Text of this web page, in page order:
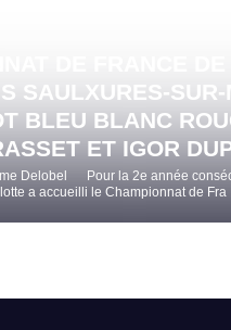
DE FRANCE DE
SAULXURES-
BLEU BLANC
ET IGOR
Delobel Pour la 2e année
a accueilli le Championnat de Fra